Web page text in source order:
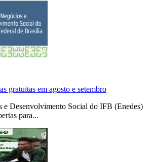
gratuitas em agosto e setembro
e Desenvolvimento Social do IFB (Enedes)
para...